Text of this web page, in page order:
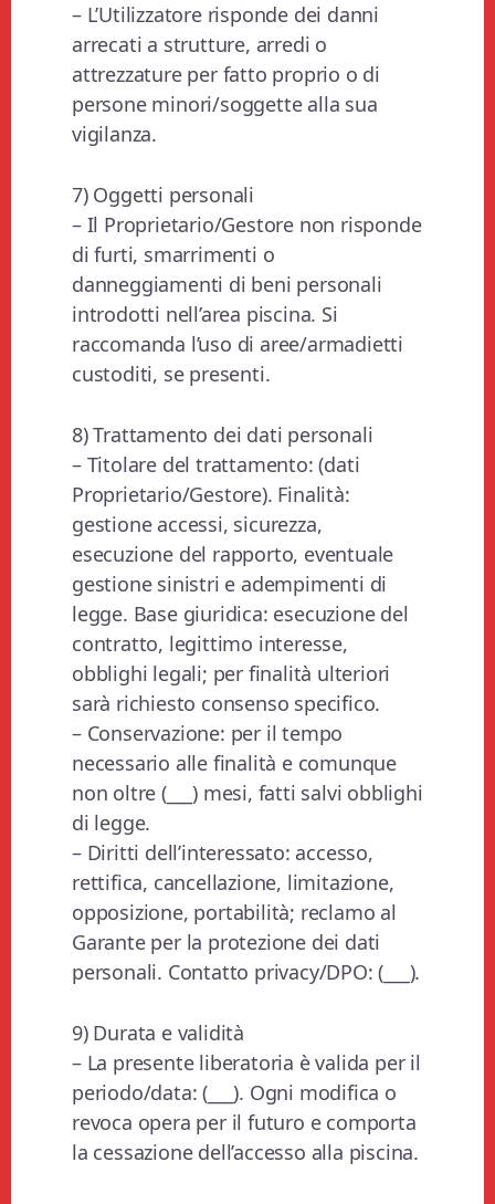
– L’Utilizzatore risponde dei danni
arrecati a strutture, arredi o
attrezzature per fatto proprio o di
persone minori/soggette alla sua
vigilanza.
7) Oggetti personali
– Il Proprietario/Gestore non risponde
di furti, smarrimenti o
danneggiamenti di beni personali
introdotti nell’area piscina. Si
raccomanda l’uso di aree/armadietti
custoditi, se presenti.
8) Trattamento dei dati personali
– Titolare del trattamento: (dati
Proprietario/Gestore). Finalità:
gestione accessi, sicurezza,
esecuzione del rapporto, eventuale
gestione sinistri e adempimenti di
legge. Base giuridica: esecuzione del
contratto, legittimo interesse,
obblighi legali; per finalità ulteriori
sarà richiesto consenso specifico.
– Conservazione: per il tempo
necessario alle finalità e comunque
non oltre (___) mesi, fatti salvi obblighi
di legge.
– Diritti dell’interessato: accesso,
rettifica, cancellazione, limitazione,
opposizione, portabilità; reclamo al
Garante per la protezione dei dati
personali. Contatto privacy/DPO: (___).
9) Durata e validità
– La presente liberatoria è valida per il
periodo/data: (___). Ogni modifica o
revoca opera per il futuro e comporta
la cessazione dell’accesso alla piscina.